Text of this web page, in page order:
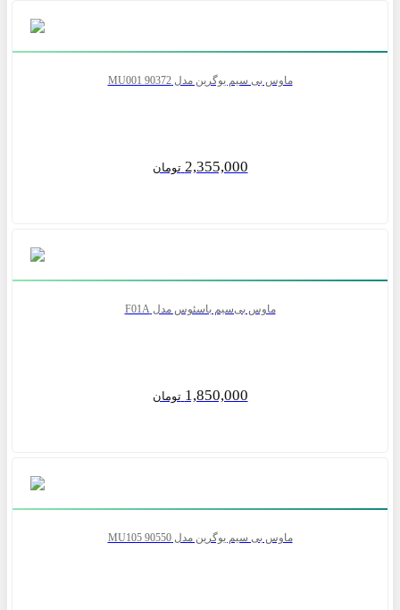
ماوس بی سیم یوگرین مدل MU001 90372
2,355,000 تومان
ماوس بی‌سیم باسئوس مدل F01A
1,850,000 تومان
ماوس بی سیم یوگرین مدل MU105 90550